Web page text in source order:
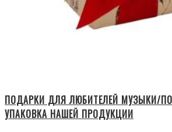
ПОДАРКИ ДЛЯ ЛЮБИТЕЛЕЙ МУЗЫКИ/
УПАКОВКА НАШЕЙ ПРОДУКЦИИ